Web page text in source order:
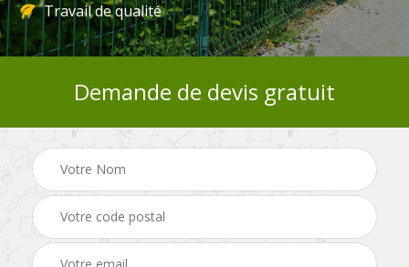
Travail de qualité
Demande de devis gratuit